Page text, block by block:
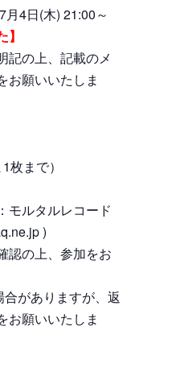
4日(木) 21:00～
記の上、記載のメ
お願いいたしま
枚まで）
モルタルレコード
)
認の上、参加をお
がありますが、返
お願いいたしま